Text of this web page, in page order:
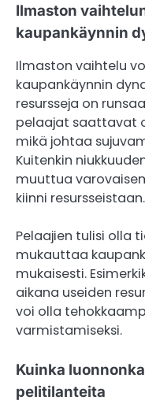
Ilmaston
kaupankäynnin
Ilmaston vaihtelu
kaupankäynnin
resursseja on
pelaajat saattavat
mikä johtaa
Kuitenkin
muuttua
kiinni resursseistaan.
Pelaajien tulisi olla
mukauttaa
mukaisesti.
aikana useiden
voi olla
varmistamiseksi.
Kuinka
pelitilanteita